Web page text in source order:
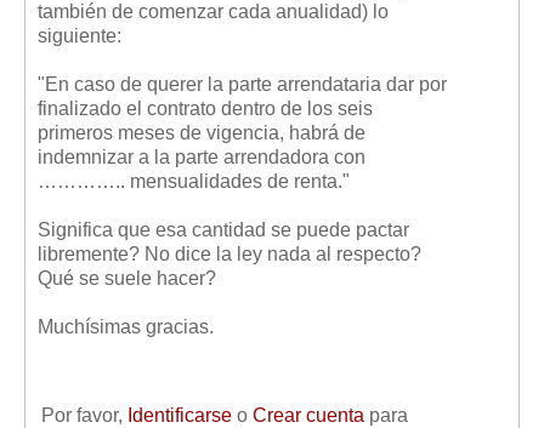
también de comenzar cada anualidad) lo
siguiente:
"En caso de querer la parte arrendataria dar por
finalizado el contrato dentro de los seis
primeros meses de vigencia, habrá de
indemnizar a la parte arrendadora con
………….. mensualidades de renta."
Significa que esa cantidad se puede pactar
libremente? No dice la ley nada al respecto?
Qué se suele hacer?
Muchísimas gracias.
Por favor, Identificarse o Crear cuenta para